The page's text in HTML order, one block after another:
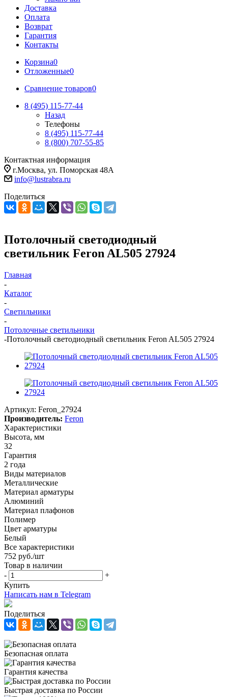
Доставка
Оплата
Возврат
Гарантия
Контакты
Корзина0
Отложенные0
Сравнение товаров0
8 (495) 115-77-44
Назад
Телефоны
8 (495) 115-77-44
8 (800) 707-55-85
Контактная информация
г.Москва, ул. Поморская 48А
info@lustrabra.ru
Поделиться
Потолочный светодиодный
светильник Feron AL505 27924
Главная
-
Каталог
-
Светильники
-
Потолочные светильники
-Потолочный светодиодный светильник Feron AL505 27924
Артикул: Feron_27924
Производитель: Feron
Характеристики
Высота, мм
32
Гарантия
2 года
Виды материалов
Металлические
Материал арматуры
Алюминий
Материал плафонов
Полимер
Цвет арматуры
Белый
Все характеристики
752 руб./шт
Товар в наличии
-
+
Купить
Написать нам в Telegram
Поделиться
Безопасная оплата
Гарантия качества
Быстрая доставка по России